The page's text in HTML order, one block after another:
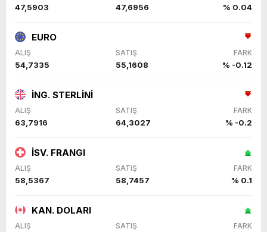
47,5903 47,6956 % 0.04
EURO
ALIŞ SATIŞ FARK
54,7335 55,1608 % -0.12
İNG. STERLİNİ
ALIŞ SATIŞ FARK
63,7916 64,3027 % -0.2
İSV. FRANGI
ALIŞ SATIŞ FARK
58,5367 58,7457 % 0.1
KAN. DOLARI
ALIŞ SATIŞ FARK